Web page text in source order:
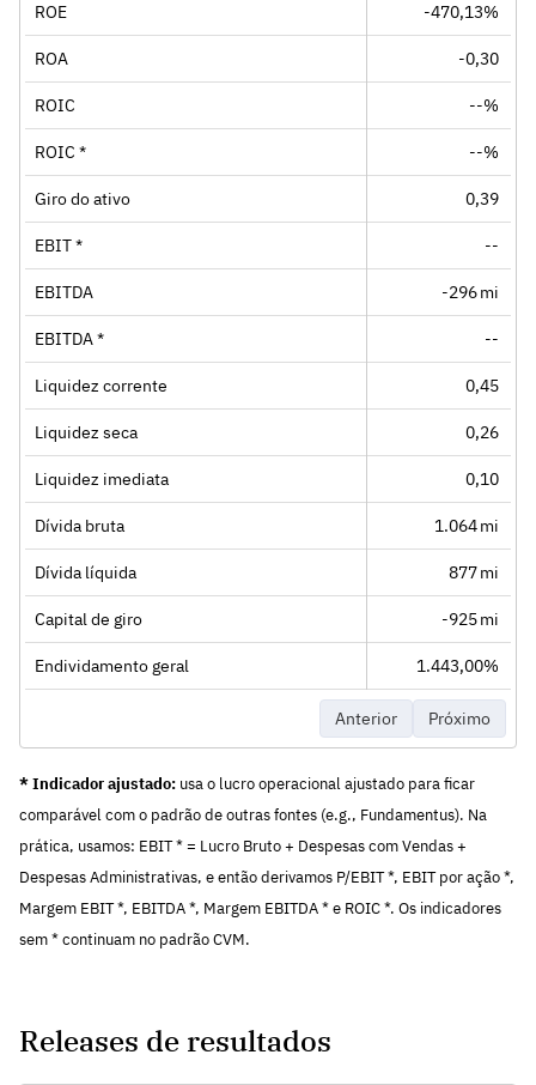
ROE -470,13%
ROA -0,30
ROIC --%
ROIC * --%
Giro do ativo 0,39
EBIT * --
EBITDA -296 mi
EBITDA * --
Liquidez corrente 0,45
Liquidez seca 0,26
Liquidez imediata 0,10
Dívida bruta 1.064 mi
Dívida líquida 877 mi
Capital de giro -925 mi
Endividamento geral 1.443,00%
Anterior Próximo
* Indicador ajustado: usa o lucro operacional ajustado para ficar
comparável com o padrão de outras fontes (e.g., Fundamentus). Na
prática, usamos: EBIT * = Lucro Bruto + Despesas com Vendas +
Despesas Administrativas, e então derivamos P/EBIT *, EBIT por ação *,
Margem EBIT *, EBITDA *, Margem EBITDA * e ROIC *. Os indicadores
sem * continuam no padrão CVM.
Releases de resultados